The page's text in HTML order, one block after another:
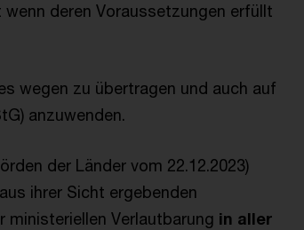
deren Voraussetzungen erfüllt
wegen zu übertragen und auch auf
anzuwenden.
der Länder vom 22.12.2023)
ihrer Sicht ergebenden
ministeriellen Verlautbarung in aller